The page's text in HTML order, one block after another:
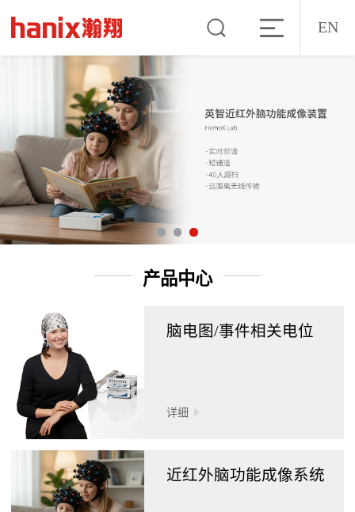
EN
产品中心
脑电图/事件相关电位
详细
近红外脑功能成像系统